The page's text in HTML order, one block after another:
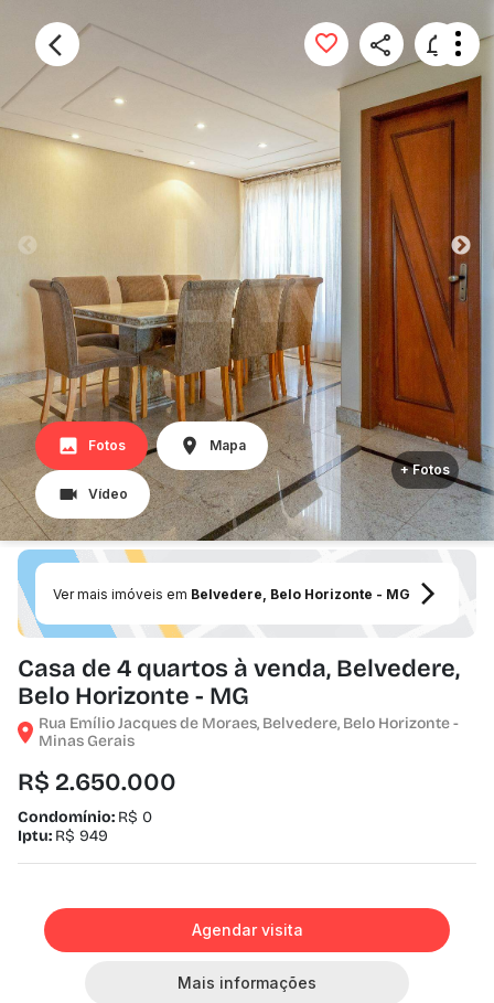
Fotos Mapa
Vídeo
+ Fotos
Ver mais imóveis em Belvedere, Belo Horizonte - MG
Casa de 4 quartos à venda, Belvedere,
Belo Horizonte - MG
Rua Emílio Jacques de Moraes, Belvedere, Belo Horizonte -
Minas Gerais
R$ 2.650.000
Condomínio: R$ 0
Iptu: R$ 949
Agendar visita
Mais informações